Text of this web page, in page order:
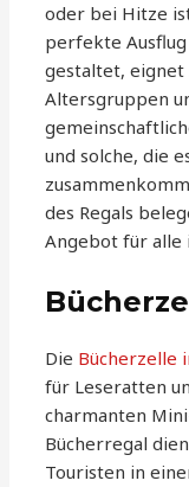
oder bei Hitze
perfekte
gestaltet, eignet
Altersgruppen
und solche, die
des Regals
Angebot für alle
Die Bücherzelle
für Leseratten
charmanten
Bücherregal
Touristen in